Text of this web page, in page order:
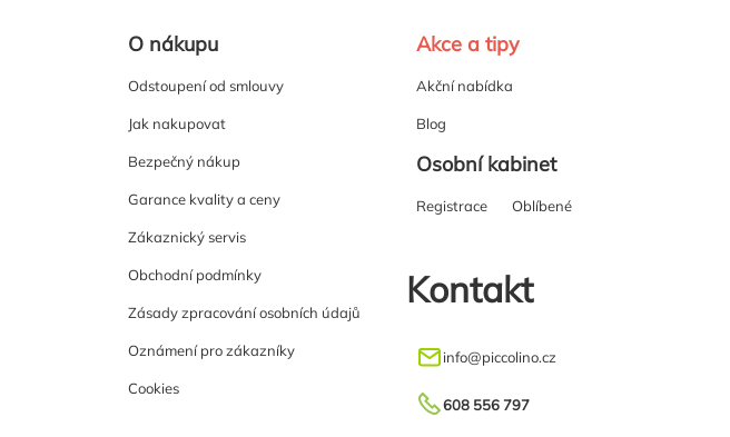
O nákupu
Odstoupení od smlouvy
Jak nakupovat
Bezpečný nákup
Garance kvality a ceny
Zákaznický servis
Obchodní podmínky
Zásady zpracování osobních údajů
Oznámení pro zákazníky
Cookies
Akce a tipy
Akční nabídka
Blog
Osobní kabinet
Registrace Oblíbené
Kontakt
info@piccolino.cz
608 556 797